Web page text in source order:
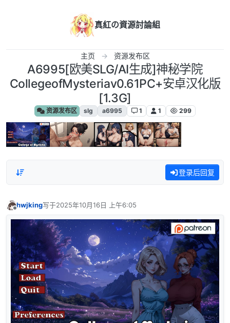
真紅の資源討論組
主页 资源发布区
A6995[欧美SLG/AI生成]神秘学院
CollegeofMysteriav0.61PC+安卓汉化版
[1.3G]
资源发布区 slg a6995 1 1 299
登录后回复
hwjking写于2025年10月16日 上午6:05
最后由 编辑